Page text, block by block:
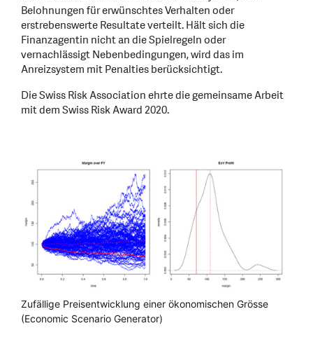
Belohnungen für erwünschtes Verhalten oder
erstrebenswerte Resultate verteilt. Hält sich die
Finanzagentin nicht an die Spielregeln oder
vernachlässigt Nebenbedingungen, wird das im
Anreizsystem mit Penalties berücksichtigt.
Die Swiss Risk Association ehrte die gemeinsame Arbeit
mit dem Swiss Risk Award 2020.
Zufällige Preisentwicklung einer ökonomischen Grösse
(Economic Scenario Generator)